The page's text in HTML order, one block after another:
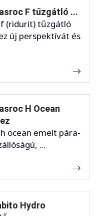
F tűzgátló ...
f (ridurit) tűzgátló
új perspektívát és
H Ocean
ocean emelt pára-
...
Hydro